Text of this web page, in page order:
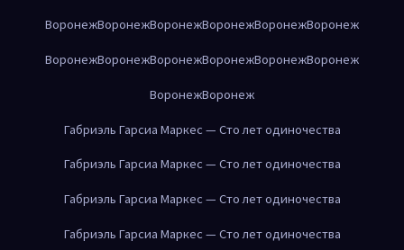
ВоронежВоронежВоронежВоронежВоронежВоронеж
ВоронежВоронежВоронежВоронежВоронежВоронеж
ВоронежВоронеж
Габриэль Гарсиа Маркес — Сто лет одиночества
Габриэль Гарсиа Маркес — Сто лет одиночества
Габриэль Гарсиа Маркес — Сто лет одиночества
Габриэль Гарсиа Маркес — Сто лет одиночества